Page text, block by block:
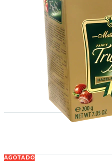
AGOTADO